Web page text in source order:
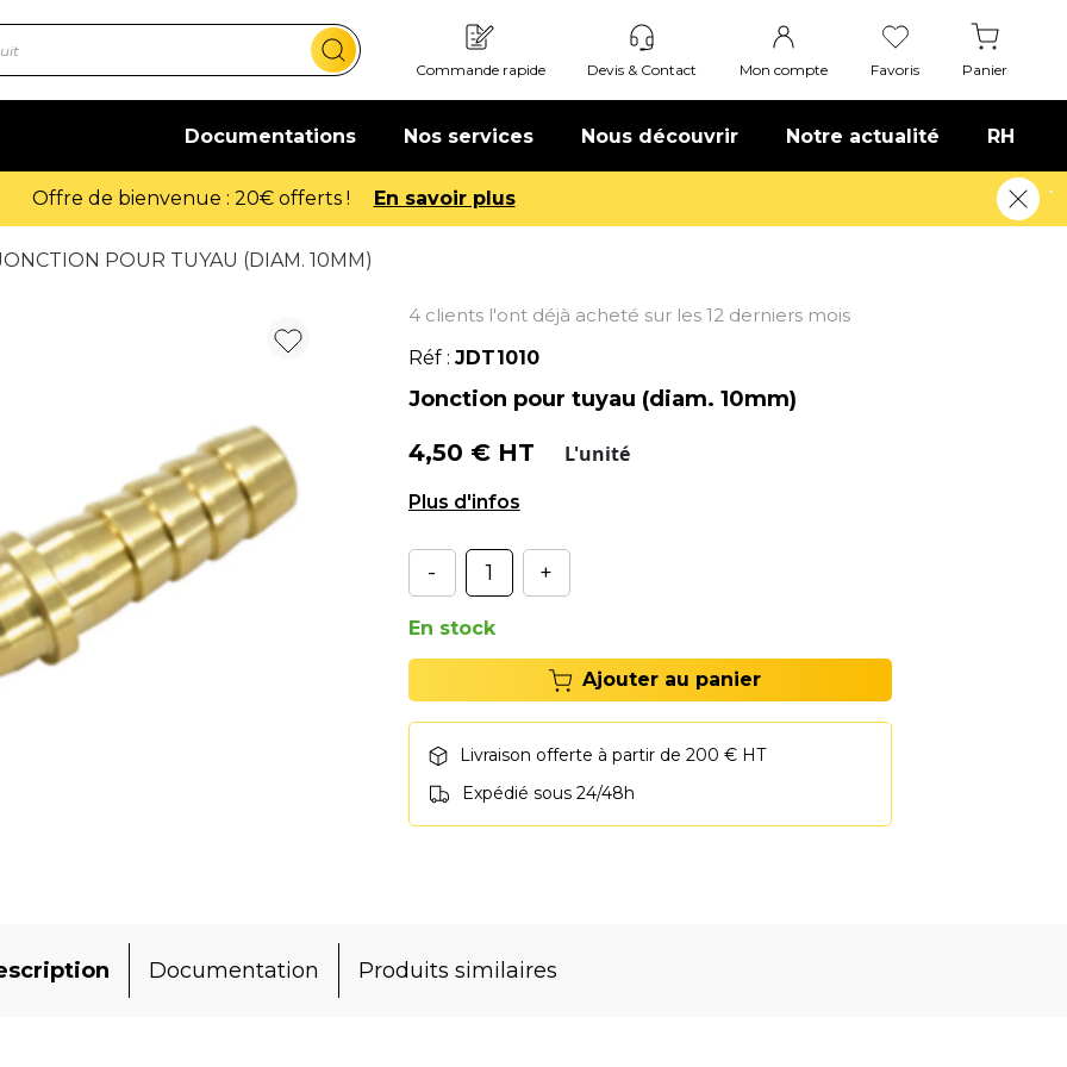
Commande rapide Devis & Contact Mon compte Favoris Panier
Documentations Nos services Nous découvrir Notre actualité RH
Offre de bienvenue : 20€ offerts ! En savoir plus
POUR TUYAU (DIAM. 10MM)
4 clients l'ont déjà acheté sur les 12 derniers mois
Réf : JDT1010
Jonction pour tuyau (diam. 10mm)
4,50 € HT L'unité
Jonction pour tuyau (diamètre intérieur: 10 mm).
- +
En stock
Ajouter au panier
Livraison offerte à partir de 200 € HT
Expédié sous 24/48h
Documentation Produits similaires